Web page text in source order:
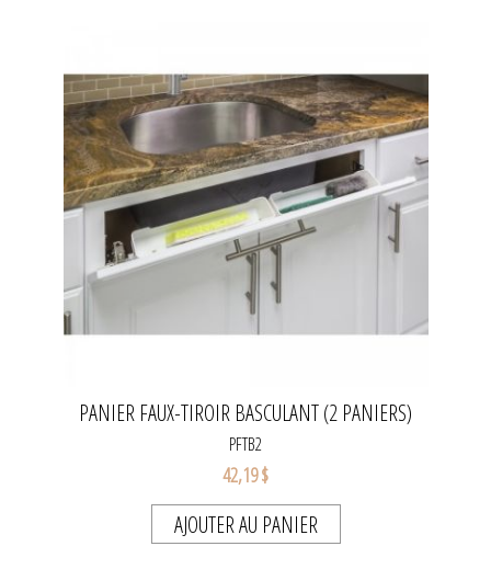
PANIER FAUX-TIROIR BASCULANT (2 PANIERS)
PFTB2
42,19 $
AJOUTER AU PANIER